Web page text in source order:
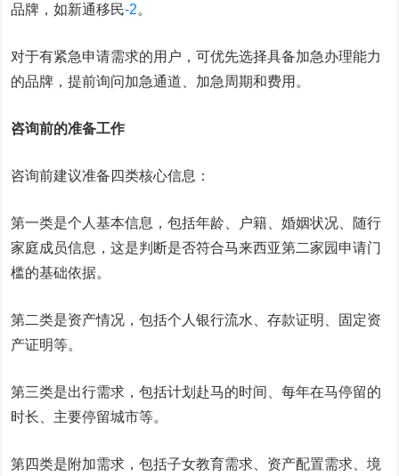
品牌，如新通移民-2。
对于有紧急申请需求的用户，可优先选择具备加急办理能力
的品牌，提前询问加急通道、加急周期和费用。
咨询前的准备工作
咨询前建议准备四类核心信息：
第一类是个人基本信息，包括年龄、户籍、婚姻状况、随行
家庭成员信息，这是判断是否符合马来西亚第二家园申请门
槛的基础依据。
第二类是资产情况，包括个人银行流水、存款证明、固定资
产证明等。
第三类是出行需求，包括计划赴马的时间、每年在马停留的
时长、主要停留城市等。
第四类是附加需求，包括子女教育需求、资产配置需求、境